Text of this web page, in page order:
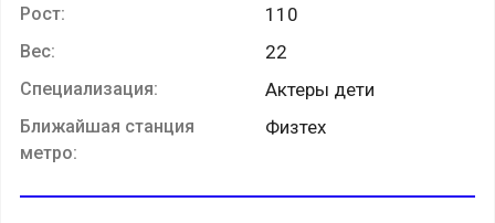
Рост: 110
Вес: 22
Специализация: Актеры дети
Ближайшая станция
метро:
Физтех